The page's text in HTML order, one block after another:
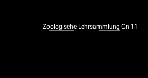
Zoologische Lehrsammlung Cn 11